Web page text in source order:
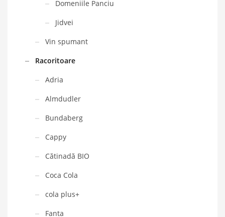
Domeniile Panciu
Jidvei
Vin spumant
Racoritoare
Adria
Almdudler
Bundaberg
Cappy
Cătinadă BIO
Coca Cola
cola plus+
Fanta